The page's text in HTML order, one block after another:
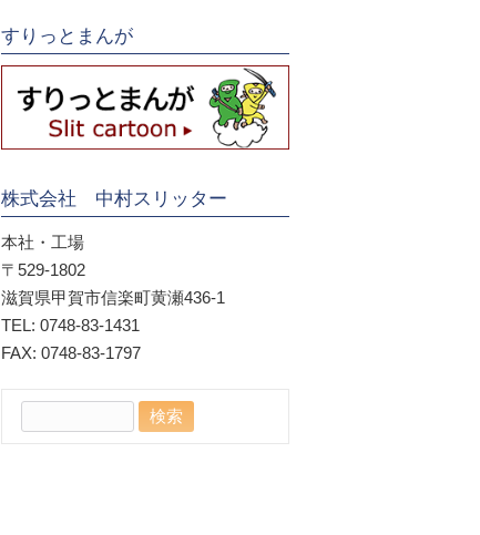
すりっとまんが
株式会社 中村スリッター
本社・工場
〒529-1802
滋賀県甲賀市信楽町黄瀬436-1
TEL: 0748-83-1431
FAX: 0748-83-1797